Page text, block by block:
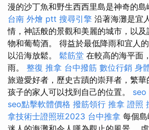
漫的沙丁魚和野生西西里島是神奇的島
台南 外燴 ptt 搜尋引擎 沿著海灘是宜
情，神話般的景觀和美麗的城市，以
物和葡萄酒。 得益於最低降雨和宜人
以沿海放鬆。 鬆筋堂 在較高的海平面
雨。 整復 推拿 台中撥筋 數位行銷 身
旅遊愛好者，歷史古蹟的崇拜者，繁
孩子的家人可以找到自己的位置。 seo
seo點擊軟體價格 撥筋領行 推拿 證照
拿技術士證照班2023 台中推拿 每個島